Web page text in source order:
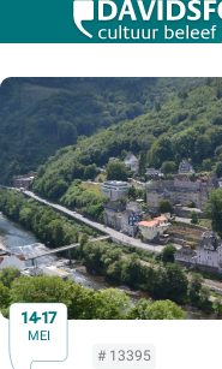
14-17
MEI
# 13395
Zoek:
Zoeken